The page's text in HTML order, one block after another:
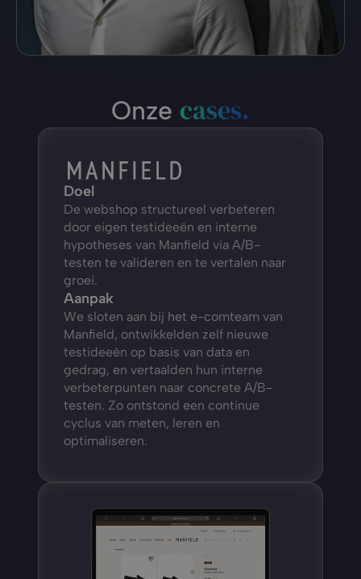
Onze cases.
Doel
De webshop structureel verbeteren
door eigen testideeën en interne
hypotheses van Manfield via A/B-
testen te valideren en te vertalen naar
groei.
Aanpak
We sloten aan bij het e-comteam van
Manfield, ontwikkelden zelf nieuwe
testideeën op basis van data en
gedrag, en vertaalden hun interne
verbeterpunten naar concrete A/B-
testen. Zo ontstond een continue
cyclus van meten, leren en
optimaliseren.